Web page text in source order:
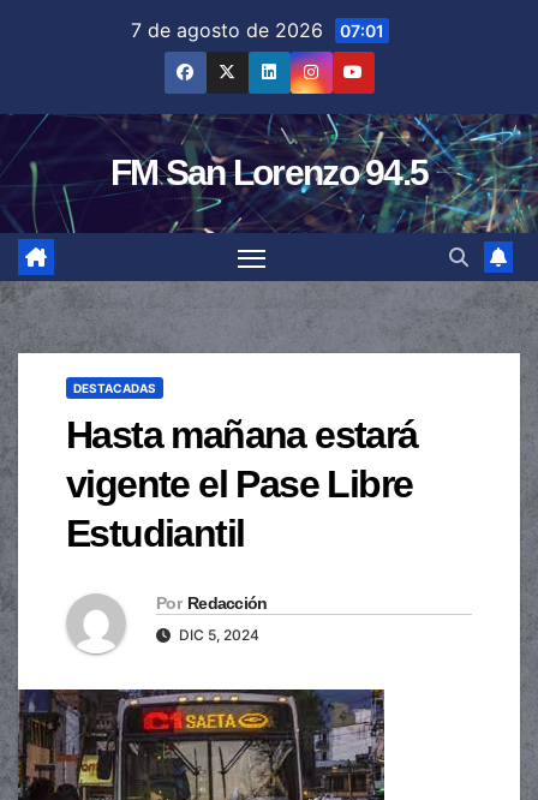
7 de agosto de 2026 07:01
FM San Lorenzo 94.5
DESTACADAS
Hasta mañana estará
vigente el Pase Libre
Estudiantil
Por Redacción
DIC 5, 2024